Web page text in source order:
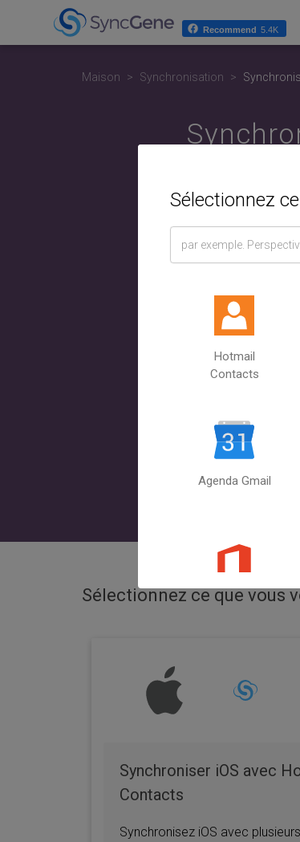
Maison Synchronisation
Sélectionnez
Hotmail
Contacts
Agenda Gmail
Perspectives
Sélectionnez ce que vous
Synchroniser iOS avec
Contacts
Synchronisez iOS avec
Recommend 5.4K